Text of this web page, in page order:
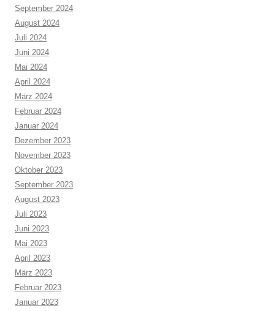
September 2024
August 2024
Juli 2024
Juni 2024
Mai 2024
April 2024
März 2024
Februar 2024
Januar 2024
Dezember 2023
November 2023
Oktober 2023
September 2023
August 2023
Juli 2023
Juni 2023
Mai 2023
April 2023
März 2023
Februar 2023
Januar 2023